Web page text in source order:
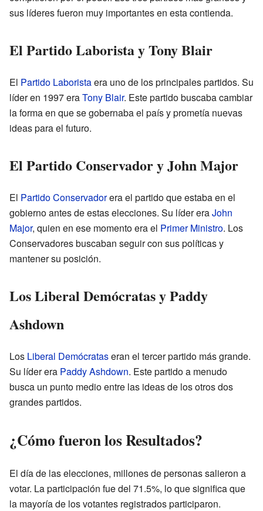
sus líderes fueron muy importantes en esta contienda.
El Partido Laborista y Tony Blair
El Partido Laboristaera uno de los principales partidos. Su
líder en 1997 eraTony Blair. Este partido buscaba cambiar
la forma en que se gobernaba el país y prometía nuevas
ideas para el futuro.
El Partido Conservador y John Major
El Partido Conservadorera el partido que estaba en el
gobierno antes de estas elecciones. Su líder eraJohn
Major, quien en ese momento era el Primer Ministro. Los
Conservadores buscaban seguir con sus políticas y
mantener su posición.
Los Liberal Demócratas y Paddy
Ashdown
Los Liberal Demócrataseran el tercer partido más grande.
Su líder era Paddy Ashdown. Este partido a menudo
busca un punto medio entre las ideas de los otros dos
grandes partidos.
¿Cómo fueron los Resultados?
El día de las elecciones, millones de personas salieron a
votar. La participación fue del 71.5%, lo que significa que
la mayoría de los votantes registrados participaron.